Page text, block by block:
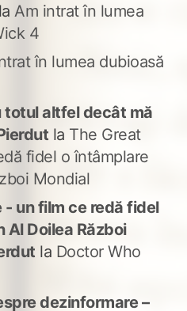
Am intrat în lumea
4
în lumea dubioasă
totul altfel decât mă
la The Great
fidel o întâmplare
Mondial
- un film ce redă fidel
Al Doilea Război
la Doctor Who
dezinformare –